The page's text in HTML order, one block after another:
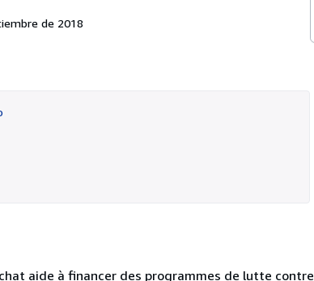
de 2018
aide à financer des programmes de lutte contre